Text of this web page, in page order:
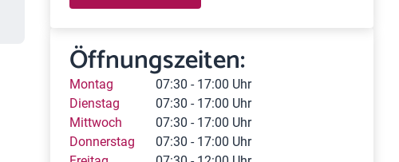
Öffnungszeiten:
Montag
07:30 - 17:00 Uhr
Dienstag
07:30 - 17:00 Uhr
Mittwoch
07:30 - 17:00 Uhr
Donnerstag
07:30 - 17:00 Uhr